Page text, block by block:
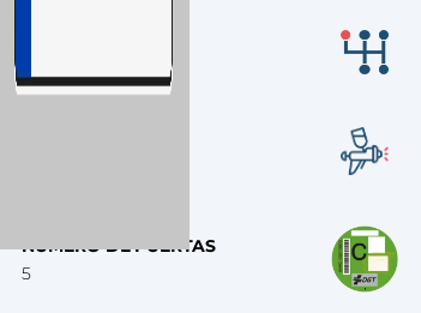
diesel
NÚMERO DE PUERTAS
5